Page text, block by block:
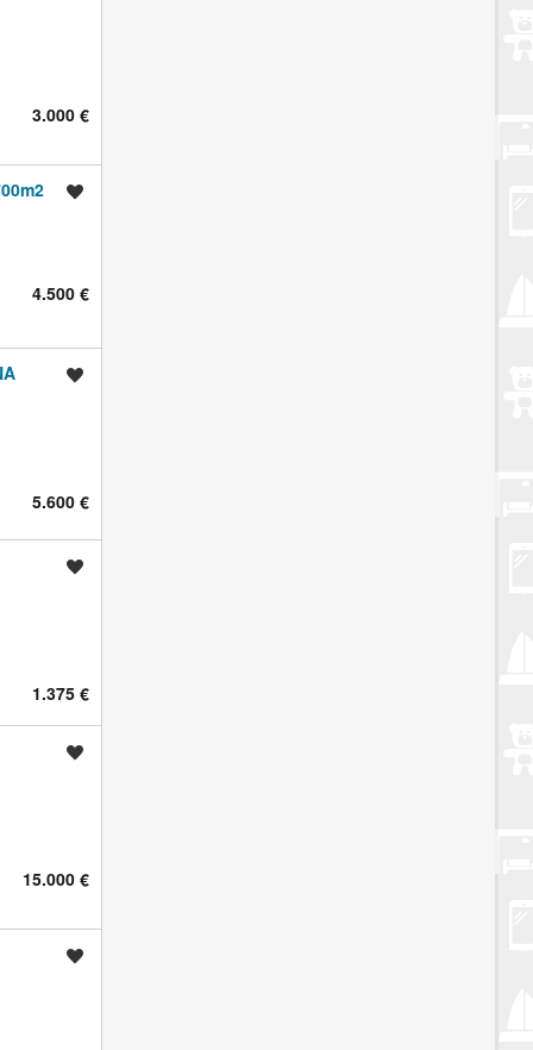
3.000 €
4.500 €
5.600 €
1.375 €
15.000 €